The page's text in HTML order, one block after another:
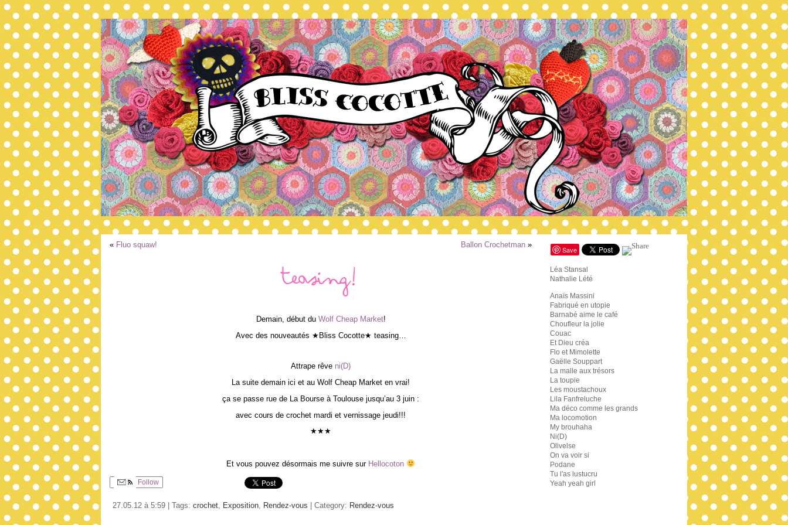
« Fluo squaw! Ballon Crochetman »
Teasing!
Demain, début du Wolf Cheap Market!
Avec des nouveautés ★Bliss Cocotte★ teasing…
Attrape rêve ni(D)
La suite demain ici et au Wolf Cheap Market en vrai!
ça se passe rue de La Bourse à Toulouse jusqu’au 3 juin :
avec cours de crochet mardi et vernissage jeudi!!!
★★★
Et vous pouvez désormais me suivre sur Hellocoton
Follow
27.05.12 à 5:59 | Tags: crochet Exposition Rendez-vous | Category: Rendez-vous
Save
Léa Stansal
Nathalie Lété
Anaïs Massini
Fabriqué en utopie
Barnabé aime le café
Choufleur la jolie
Couac
Et Dieu créa
Flo et Mimolette
Gaëlle Souppart
La malle aux trésors
La toupie
Les moustachoux
Lila Fanfreluche
Ma déco comme les grands
Ma locomotion
My brouhaha
Ni(D)
Olivelse
On va voir si
Podane
Tu l'as lustucru
Yeah yeah girl